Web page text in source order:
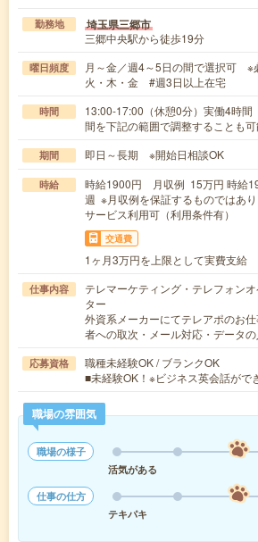
勤務地 埼玉県三郷市
三郷中央駅から徒歩19分
曜日頻度
月～金／週4～5日の間で選択可 ※
火・木・金 #週3日以上在宅
時間
13:00-17:00（休憩0分）実働4時間
間を下記の範囲で調整することも
期間 即日～長期 ※開始日相談OK
時給
時給1900円 月収例 15万円 時給
週 ※月収例を保証するものではあ
サービス利用可（利用条件有）
交通費
1ヶ月3万円を上限として実費支給
仕事内容
テレマーケティング・テレフォン
ター
外資系メーカーにてテレアポのお
者への取次・メール対応・データ
応募資格
職種未経験OK / ブランクOK
■未経験OK！※ビジネス英会話がで
職場の雰囲気
職場の様子
活気がある
仕事の仕方
テキパキ